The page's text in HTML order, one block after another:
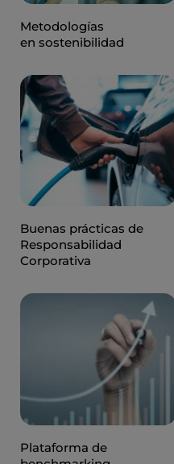
Metodologías
en sostenibilidad
Buenas prácticas de
Responsabilidad
Corporativa
Plataforma de